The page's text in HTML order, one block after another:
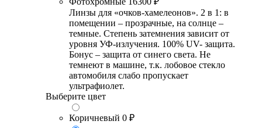
Линзы для «очков-хамелеонов». 2 в 1: в
помещении – прозрачные, на солнце –
темные. Степень затемнения зависит от
уровня УФ-излучения. 100% UV- защита.
Бонус – защита от синего света. Не
темнеют в машине, т.к. лобовое стекло
автомобиля слабо пропускает
ультрафиолет.
Выберите цвет
Коричневый 0 ₽